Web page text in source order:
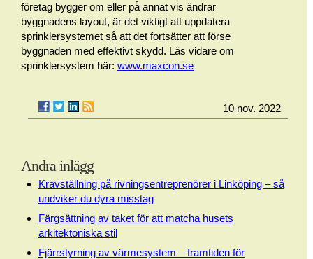
företag bygger om eller på annat vis ändrar
byggnadens layout, är det viktigt att uppdatera
sprinklersystemet så att det fortsätter att förse
byggnaden med effektivt skydd. Läs vidare om
sprinklersystem här: www.maxcon.se
10 nov. 2022
Andra inlägg
Kravställning på rivningsentreprenörer i Linköping – så
undviker du dyra misstag
Färgsättning av taket för att matcha husets
arkitektoniska stil
Fjärrstyrning av värmesystem – framtiden för